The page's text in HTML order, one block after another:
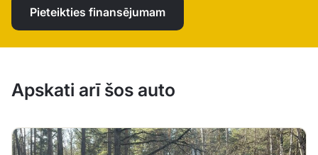
Pieteikties finansējumam
Apskati arī šos auto